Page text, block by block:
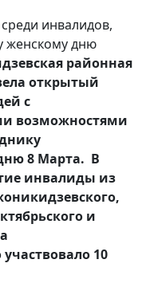
районная
открытый
с
возможностями
8 Марта. В
инвалиды из
и
10